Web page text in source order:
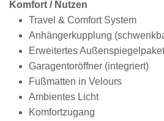
Komfort / Nutzen
Travel & Comfort System
Anhängerkupplung
Erweitertes Außenspiegelpaket
Garagentoröffner (integriert)
Fußmatten in Velours
Ambientes Licht
Komfortzugang